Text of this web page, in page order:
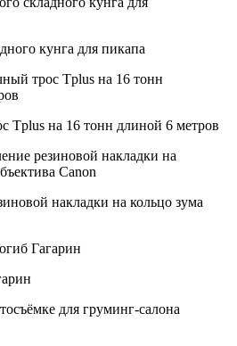
кунга для пикапа
Tplus на 16 тонн длиной 6 метров
накладки на кольцо зума